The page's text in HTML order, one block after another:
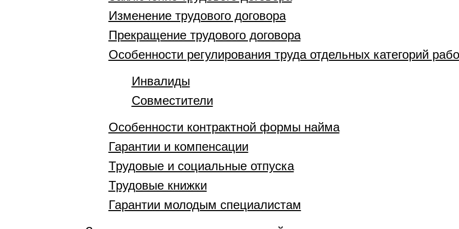
Изменение трудового договора
Прекращение трудового договора
Особенности регулирования труда отдельных категорий
Инвалиды
Совместители
Особенности контрактной формы найма
Гарантии и компенсации
Трудовые и социальные отпуска
Трудовые книжки
Гарантии молодым специалистам